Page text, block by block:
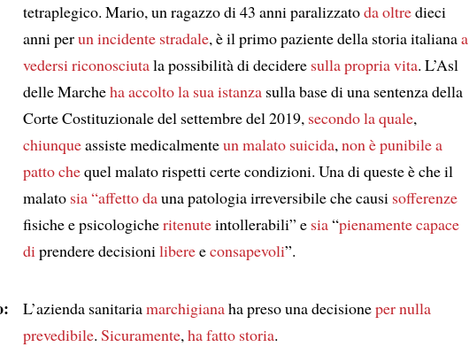
tetraplegico. Mario, un ragazzo di 43 anni paralizzatoda oltredieci
anni perun incidente stradale, è il primo paziente della storia italianaa
vedersi riconosciutala possibilità di decidere sulla propria vita. L’Asl
delle Marcheha accoltola sua istanza sulla base di una sentenza della
Corte Costituzionale del settembre del 2019, secondo la quale,
chiunqueassiste medicalmenteun malato suicida,non è punibilea
patto chequel malato rispetti certe condizioni. Una di queste è che il
malato sia “affetto dauna patologia irreversibile che causi sofferenze
fisiche e psicologicheritenuteintollerabili” e sia“pienamente capace
diprendere decisionilibereeconsapevoli”.
L’azienda sanitariamarchigianaha preso una decisioneper nulla
prevedibile. Sicuramente,ha fatto storia.